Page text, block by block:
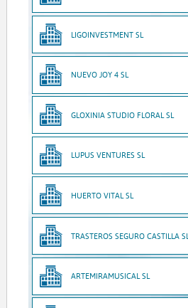
LIGOINVESTMENT SL
NUEVO JOY 4 SL
GLOXINIA STUDIO FLORAL SL
LUPUS VENTURES SL
HUERTO VITAL SL
TRASTEROS SEGURO CASTILLA SL
ARTEMIRAMUSICAL SL